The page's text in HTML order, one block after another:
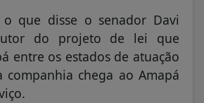
o que disse o senador Davi
do projeto de lei que
entre os estados de atuação
companhia chega ao Amapá